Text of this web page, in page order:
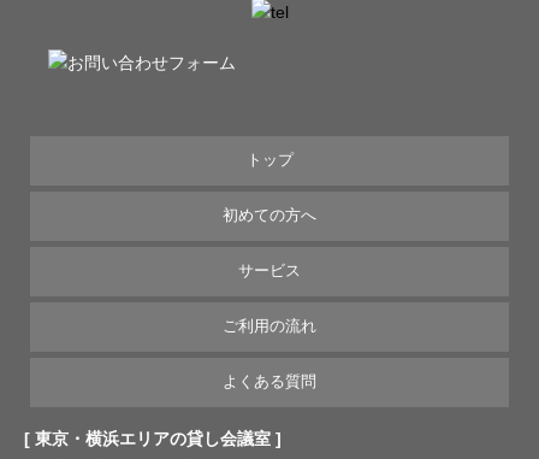
トップ
初めての方へ
サービス
ご利用の流れ
よくある質問
[ 東京・横浜エリアの貸し会議室 ]